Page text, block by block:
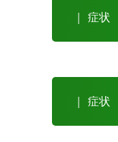
｜ 症状
｜ 症状